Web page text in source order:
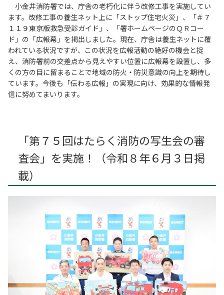
小金井消防署では、庁舎の老朽化に伴う改修工事を実施してい
ます。改修工事の養生ネット上に「ストップ住宅火災」、「＃７
１１９東京版救急受診ガイド」、「署ホームページのＱＲコー
ド」の「広報幕」を掲出しました。現在、庁舎は養生ネットに覆
われている状況ですが、この状況を広報活動の絶好の機会と捉
え、消防署前の交差点から見えやすい位置に広報幕を設置し、多
くの方の目に留まることで地域の防火・防災意識の向上を期待し
ています。今後も「伝わる広報」の実現に向け、効果的な情報発
信に努めてまいります。
「第７５回はたらく消防の写生会の審
査会」を実施！（令和８年６月３日掲
載）